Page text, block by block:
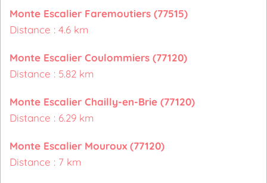
Monte Escalier Faremoutiers (77515)
Distance : 4.6 km
Monte Escalier Coulommiers (77120)
Distance : 5.82 km
Monte Escalier Chailly-en-Brie (77120)
Distance : 6.29 km
Monte Escalier Mouroux (77120)
Distance : 7 km